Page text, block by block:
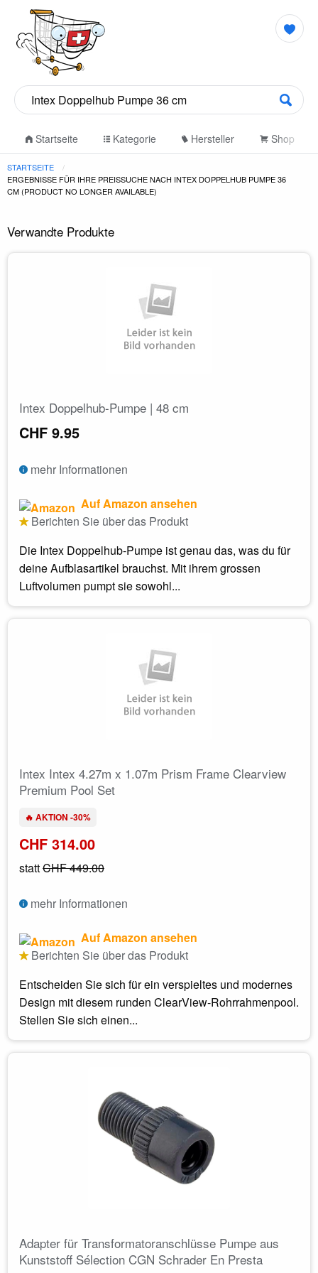
Startseite Kategorie Hersteller Shop
STARTSEITE
ERGEBNISSE FÜR IHRE PREISSUCHE NACH INTEX DOPPELHUB PUMPE 36
CM (PRODUCT NO LONGER AVAILABLE)
Verwandte Produkte
Intex Doppelhub-Pumpe | 48 cm
CHF 9.95
mehr Informationen
Auf Amazon ansehen
Berichten Sie über das Produkt
Die Intex Doppelhub-Pumpe ist genau das, was du für
deine Aufblasartikel brauchst. Mit ihrem grossen
Luftvolumen pumpt sie sowohl...
Intex Intex 4.27m x 1.07m Prism Frame Clearview
Premium Pool Set
🔥 AKTION -30%
CHF 314.00
stattCHF 449.00
mehr Informationen
Auf Amazon ansehen
Berichten Sie über das Produkt
Entscheiden Sie sich für ein verspieltes und modernes
Design mit diesem runden ClearView-Rohrrahmenpool.
Stellen Sie sich einen...
Adapter für Transformatoranschlüsse Pumpe aus
Kunststoff Sélection CGN Schrader En Presta